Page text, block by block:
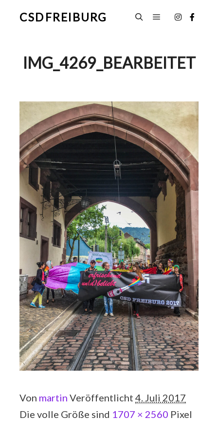
CSD FREIBURG
IMG_4269_BEARBEITET
Von martin Veröffentlicht 4. Juli 2017
Die volle Größe sind 1707 × 2560 Pixel